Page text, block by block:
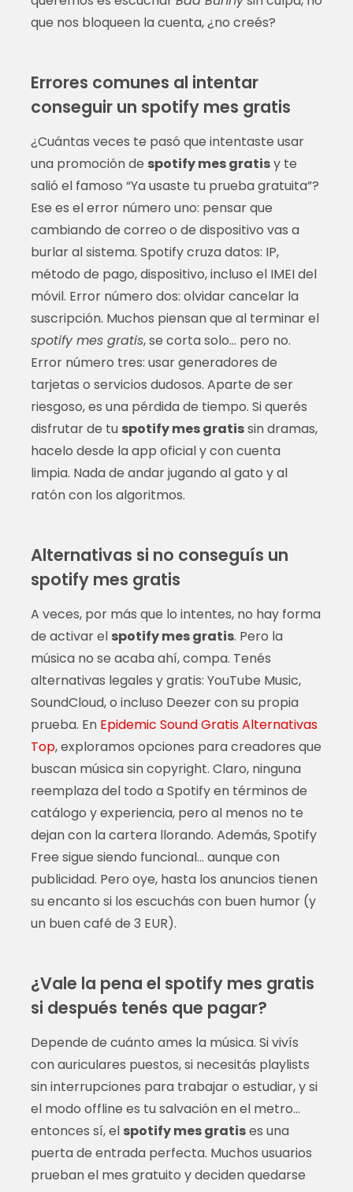
que nos bloqueen la cuenta, ¿no creés?
Errores comunes al intentar
conseguir un spotify mes gratis
¿Cuántas veces te pasó que intentaste usar
una promoción de spotify mes gratisy te
salió el famoso “Ya usaste tu prueba gratuita”?
Ese es el error número uno: pensar que
cambiando de correo o de dispositivo vas a
burlar al sistema. Spotify cruza datos: IP,
método de pago, dispositivo, incluso el IMEI del
móvil. Error número dos: olvidar cancelar la
suscripción. Muchos piensan que al terminar el
spotify mes gratis, se corta solo… pero no.
Error número tres: usar generadores de
tarjetas o servicios dudosos. Aparte de ser
riesgoso, es una pérdida de tiempo. Si querés
disfrutar de tu spotify mes gratissin dramas,
hacelo desde la app oficial y con cuenta
limpia. Nada de andar jugando al gato y al
ratón con los algoritmos.
Alternativas si no conseguís un
spotify mes gratis
A veces, por más que lo intentes, no hay forma
de activar el spotify mes gratis. Pero la
música no se acaba ahí, compa. Tenés
alternativas legales y gratis: YouTube Music,
SoundCloud, o incluso Deezer con su propia
prueba. En Epidemic Sound Gratis Alternativas
Top, exploramos opciones para creadores que
buscan música sin copyright. Claro, ninguna
reemplaza del todo a Spotify en términos de
catálogo y experiencia, pero al menos no te
dejan con la cartera llorando. Además, Spotify
Free sigue siendo funcional… aunque con
publicidad. Pero oye, hasta los anuncios tienen
su encanto si los escuchás con buen humor (y
un buen café de 3 EUR).
¿Vale la pena el spotify mes gratis
si después tenés que pagar?
Depende de cuánto ames la música. Si vivís
con auriculares puestos, si necesitás playlists
sin interrupciones para trabajar o estudiar, y si
el modo offline es tu salvación en el metro…
entonces sí, el spotify mes gratises una
puerta de entrada perfecta. Muchos usuarios
prueban el mes gratuito y deciden quedarse